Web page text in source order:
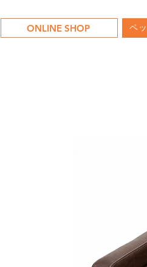
ONLINE SHOP ペ